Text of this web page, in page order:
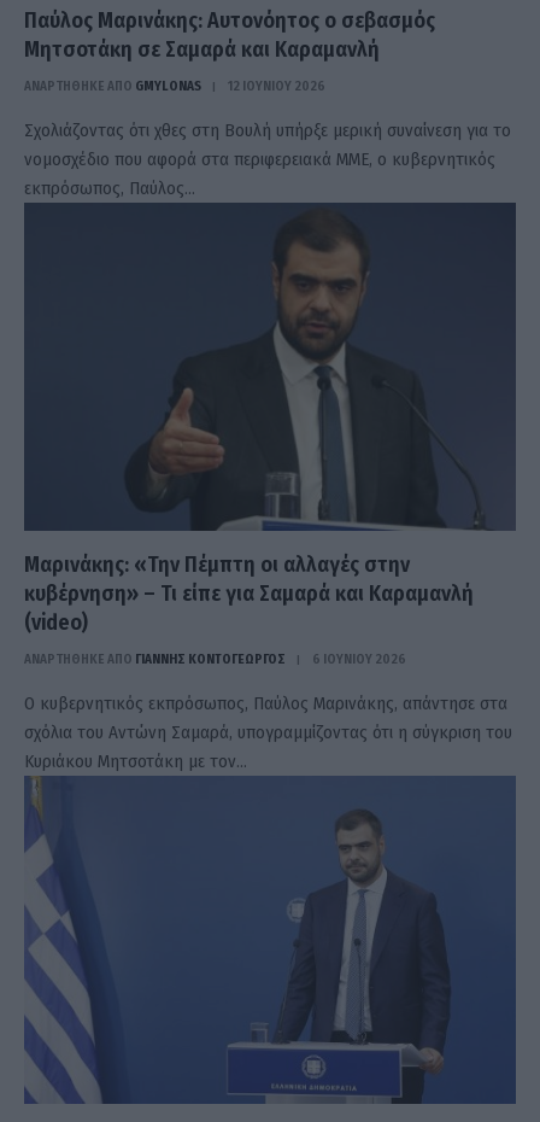
Παύλος Μαρινάκης: Αυτονόητος ο σεβασμός
Μητσοτάκη σε Σαμαρά και Καραμανλή
ΑΝΑΡΤΗΘΗΚΕ ΑΠΟ GMYLONAS 12 ΙΟΥΝΊΟΥ 2026
Σχολιάζοντας ότι χθες στη Βουλή υπήρξε μερική συναίνεση για το
νομοσχέδιο που αφορά στα περιφερειακά ΜΜΕ, ο κυβερνητικός
εκπρόσωπος, Παύλος…
Μαρινάκης: «Την Πέμπτη οι αλλαγές στην
κυβέρνηση» – Τι είπε για Σαμαρά και Καραμανλή
(video)
ΑΝΑΡΤΗΘΗΚΕ ΑΠΟ ΓΙΆΝΝΗΣ ΚΟΝΤΟΓΕΏΡΓΟΣ 6 ΙΟΥΝΊΟΥ 2026
Ο κυβερνητικός εκπρόσωπος, Παύλος Μαρινάκης, απάντησε στα
σχόλια του Αντώνη Σαμαρά, υπογραμμίζοντας ότι η σύγκριση του
Κυριάκου Μητσοτάκη με τον…